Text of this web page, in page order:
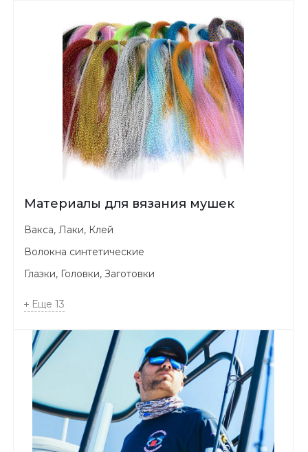
Материалы для вязания мушек
Вакса, Лаки, Клей
Волокна синтетические
Глазки, Головки, Заготовки
Еще 13